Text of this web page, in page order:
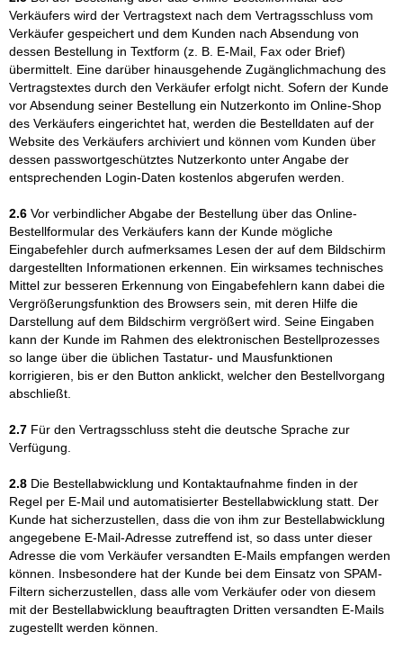
Verkäufers wird der Vertragstext nach dem Vertragsschluss vom
Verkäufer gespeichert und dem Kunden nach Absendung von
dessen Bestellung in Textform (z. B. E-Mail, Fax oder Brief)
übermittelt. Eine darüber hinausgehende Zugänglichmachung des
Vertragstextes durch den Verkäufer erfolgt nicht. Sofern der Kunde
vor Absendung seiner Bestellung ein Nutzerkonto im Online-Shop
des Verkäufers eingerichtet hat, werden die Bestelldaten auf der
Website des Verkäufers archiviert und können vom Kunden über
dessen passwortgeschütztes Nutzerkonto unter Angabe der
entsprechenden Login-Daten kostenlos abgerufen werden.
2.6 Vor verbindlicher Abgabe der Bestellung über das Online-
Bestellformular des Verkäufers kann der Kunde mögliche
Eingabefehler durch aufmerksames Lesen der auf dem Bildschirm
dargestellten Informationen erkennen. Ein wirksames technisches
Mittel zur besseren Erkennung von Eingabefehlern kann dabei die
Vergrößerungsfunktion des Browsers sein, mit deren Hilfe die
Darstellung auf dem Bildschirm vergrößert wird. Seine Eingaben
kann der Kunde im Rahmen des elektronischen Bestellprozesses
so lange über die üblichen Tastatur- und Mausfunktionen
korrigieren, bis er den Button anklickt, welcher den Bestellvorgang
abschließt.
2.7 Für den Vertragsschluss steht die deutsche Sprache zur
Verfügung.
2.8 Die Bestellabwicklung und Kontaktaufnahme finden in der
Regel per E-Mail und automatisierter Bestellabwicklung statt. Der
Kunde hat sicherzustellen, dass die von ihm zur Bestellabwicklung
angegebene E-Mail-Adresse zutreffend ist, so dass unter dieser
Adresse die vom Verkäufer versandten E-Mails empfangen werden
können. Insbesondere hat der Kunde bei dem Einsatz von SPAM-
Filtern sicherzustellen, dass alle vom Verkäufer oder von diesem
mit der Bestellabwicklung beauftragten Dritten versandten E-Mails
zugestellt werden können.